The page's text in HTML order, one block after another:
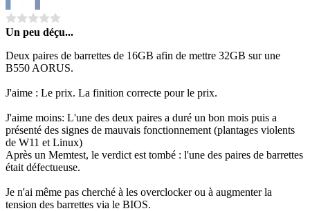
Un peu déçu...
Deux paires de barrettes de 16GB afin de mettre 32GB sur une
B550 AORUS.
J'aime : Le prix. La finition correcte pour le prix.
J'aime moins: L'une des deux paires a duré un bon mois puis a
présenté des signes de mauvais fonctionnement (plantages violents
de W11 et Linux)
Après un Memtest, le verdict est tombé : l'une des paires de barrettes
était défectueuse.
Je n'ai même pas cherché à les overclocker ou à augmenter la
tension des barrettes via le BIOS.